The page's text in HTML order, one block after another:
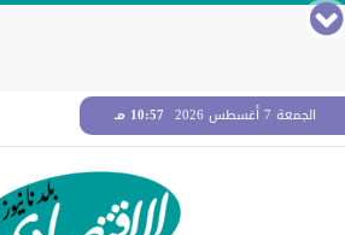
الجمعة 7 أغسطس 2026 10:57 مـ